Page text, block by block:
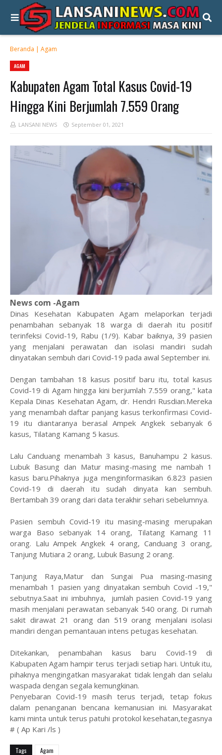
Beranda | Agam
AGAM
Kabupaten Agam Total Kasus Covid-19
Hingga Kini Berjumlah 7.559 Orang
LANSANI NEWS September 01, 2021
News com -Agam
Dinas Kesehatan Kabupaten Agam melaporkan terjadi
penambahan sebanyak 18 warga di daerah itu positif
terinfeksi Covid-19, Rabu (1/9). Kabar baiknya, 39 pasien
yang menjalani perawatan dan isolasi mandiri sudah
dinyatakan sembuh dari Covid-19 pada awal September ini.
Dengan tambahan 18 kasus positif baru itu, total kasus
Covid-19 di Agam hingga kini berjumlah 7.559 orang," kata
Kepala Dinas Kesehatan Agam, dr. Hendri Rusdian.Mereka
yang menambah daftar panjang kasus terkonfirmasi Covid-
19 itu diantaranya berasal Ampek Angkek sebanyak 6
kasus, Tilatang Kamang 5 kasus.
Lalu Canduang menambah 3 kasus, Banuhampu 2 kasus.
Lubuk Basung dan Matur masing-masing me nambah 1
kasus baru.Pihaknya juga menginformasikan 6.823 pasien
Covid-19 di daerah itu sudah dinyata kan sembuh.
Bertambah 39 orang dari data terakhir sehari sebelumnya.
Pasien sembuh Covid-19 itu masing-masing merupakan
warga Baso sebanyak 14 orang, Tilatang Kamang 11
orang. Lalu Ampek Angkek 4 orang, Canduang 3 orang,
Tanjung Mutiara 2 orang, Lubuk Basung 2 orang.
Tanjung Raya,Matur dan Sungai Pua masing-masing
menambah 1 pasien yang dinyatakan sembuh Covid -19,"
sebutnya.Saat ini imbuhnya, jumlah pasien Covid-19 yang
masih menjalani perawatan sebanyak 540 orang. Di rumah
sakit dirawat 21 orang dan 519 orang menjalani isolasi
mandiri dengan pemantauan intens petugas kesehatan.
Ditekankan, penambahan kasus baru Covid-19 di
Kabupaten Agam hampir terus terjadi setiap hari. Untuk itu,
pihaknya mengingatkan masyarakat tidak lengah dan selalu
waspada dengan segala kemungkinan.
Penyebaran Covid-19 masih terus terjadi, tetap fokus
dalam penanganan bencana kemanusian ini. Masyarakat
kami minta untuk terus patuhi protokol kesehatan,tegasnya
# ( Ap Kari /ls )
Tags Agam